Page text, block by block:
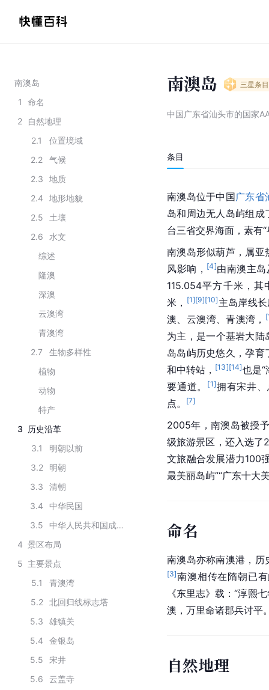
南澳岛
1
命名
2
自然地理
2.1
位置境域
2.2
气候
2.3
地质
2.4
地形地貌
2.5
土壤
2.6
水文
综述
隆澳
深澳
云澳湾
青澳湾
2.7
生物多样性
植物
动物
特产
3
历史沿革
3.1
明朝以前
3.2
明朝
3.3
清朝
3.4
中华民国
3.5
中华人民共和国成立之后
4 景区布局
5 主要景点
5.1
青澳湾
5.2
北回归线标志塔
5.3
雄镇关
5.4
金银岛
5.5
宋井
5.6
云盖寺
南澳岛 三星条目
中国广东省汕头市的国家
条目
南澳岛位于中国广东省
岛和周边无人岛屿组
台三省交界海面，素有
南澳岛形似葫芦，属亚
风影响， [4]由南澳主
115.054平方千米，
米， [1][9][10] 主岛岸线
澳、云澳湾、青澳湾， [
为主，是一个基岩大
岛岛屿历史悠久，孕
和中转站， [13][14]也是
要通道。
[1]拥有宋井
点。
[7]
2005年，南澳岛被授
级旅游景区，还入选
文旅融合发展潜力100
最美丽岛屿”“广东十大
命名
南澳岛亦称南澳港，历
[3]南澳相传在隋朝已
《东里志》载：“淳熙
澳，万里命诸郡兵讨平
自然地理